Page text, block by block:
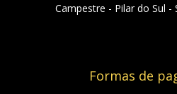
Campestre - Pilar do Sul -
Formas de